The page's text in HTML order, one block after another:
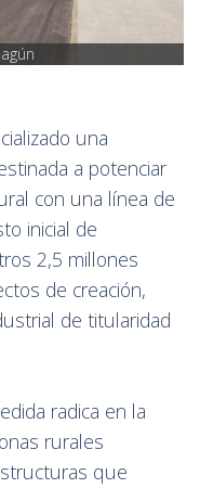
una
a potenciar
con una línea de
inicial de
2,5 millones
de creación,
de titularidad
radica en la
rurales
que